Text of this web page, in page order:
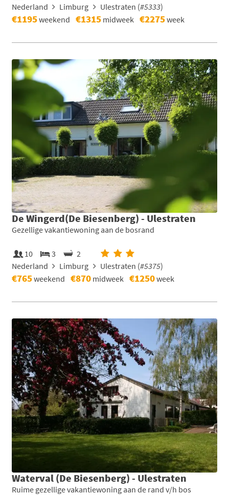
Nederland
Limburg Ulestraten (#5333)
€1195weekend €1315 midweek €2275week
De Wingerd(De Biesenberg) - Ulestraten
Gezellige vakantiewoning aan de bosrand
10 3
2
Nederland
Limburg Ulestraten (#5375)
€765weekend €870 midweek €1250week
Waterval (De Biesenberg) - Ulestraten
Ruime gezellige vakantiewoning aan de rand v/h bos